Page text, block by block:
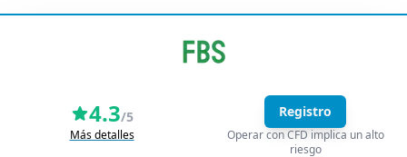
4.3/5
Más detalles
Registro
Operar con CFD implica un alto
riesgo